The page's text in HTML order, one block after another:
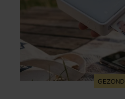
GEZOND